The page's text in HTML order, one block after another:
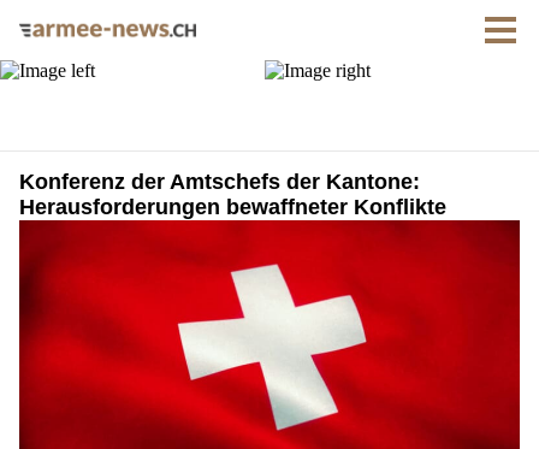
Konferenz der Amtschefs der Kantone:
Herausforderungen bewaffneter Konflikte